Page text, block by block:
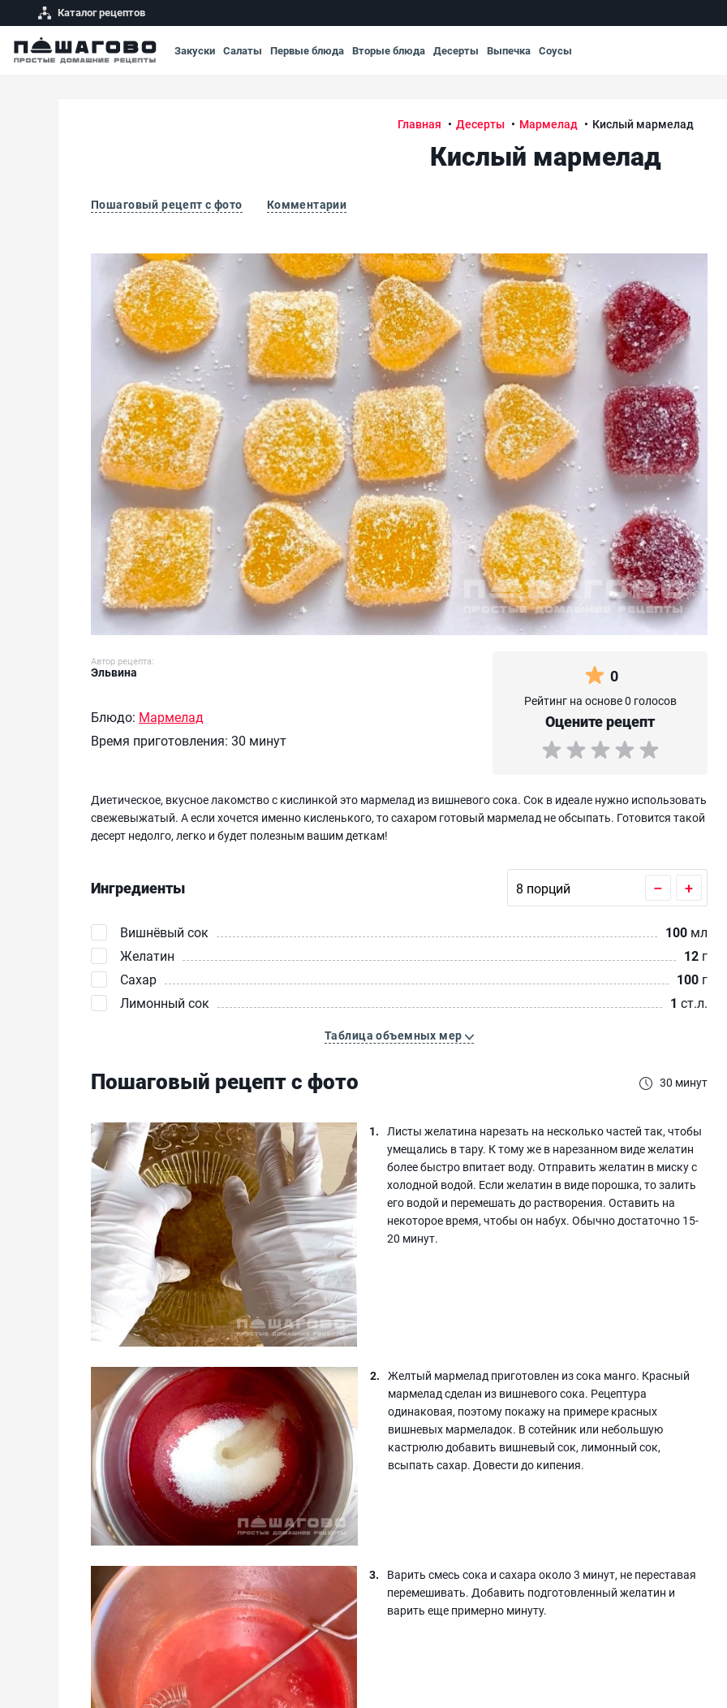
Каталог рецептов
Закуски Салаты Первые блюда Вторые блюда Десерты Выпечка Соусы
Главная Десерты Мармелад Кислый мармелад
Кислый мармелад
Пошаговый рецепт с фото Комментарии
Кислый мармелад
Автор рецепта:
Эльвина
Блюдо: Мармелад
Время приготовления: 30 минут
0
Рейтинг на основе 0 голосов
Оцените рецепт
Диетическое, вкусное лакомство с кислинкой это мармелад из вишневого сока. Сок в идеале нужно использовать
свежевыжатый. А если хочется именно кисленького, то сахаром готовый мармелад не обсыпать. Готовится такой
десерт недолго, легко и будет полезным вашим деткам!
Ингредиенты – +
Вишнёвый сок 100 мл
Желатин
12 г
Сахар
100 г
Лимонный сок
1 ст.л.
Таблица объемных мер
Пошаговый рецепт с фото 30 минут
Листы желатина нарезать на несколько частей так, чтобы
умещались в тару. К тому же в нарезанном виде желатин
более быстро впитает воду. Отправить желатин в миску с
холодной водой. Если желатин в виде порошка, то залить
его водой и перемешать до растворения. Оставить на
некоторое время, чтобы он набух. Обычно достаточно 15-
20 минут.
Желтый мармелад приготовлен из сока манго. Красный
мармелад сделан из вишневого сока. Рецептура
одинаковая, поэтому покажу на примере красных
вишневых мармеладок. В сотейник или небольшую
кастрюлю добавить вишневый сок, лимонный сок,
всыпать сахар. Довести до кипения.
Варить смесь сока и сахара около 3 минут, не переставая
перемешивать. Добавить подготовленный желатин и
варить еще примерно минуту.